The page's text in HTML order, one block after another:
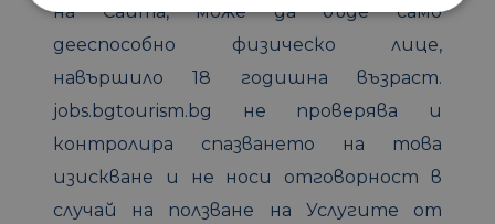
на Сайта, може да бъде само
дееспособно физическо лице,
навършило 18 годишна възраст.
jobs.bgtourism.bg не проверява и
контролира спазването на това
изискване и не носи отговорност в
случай на ползване на Услугите от